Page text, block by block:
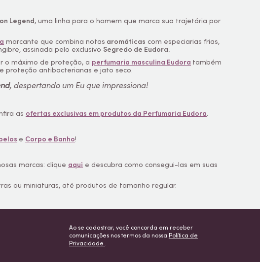
Legend, uma linha para o homem que marca sua trajetória por
marcante que combina notas aromáticas com especiarias frias,
assinada pelo exclusivo Segredo de Eudora.
o máximo de proteção, a perfumaria masculina Eudora também
proteção antibacterianas e jato seco.
, despertando um Eu que impressiona!
as ofertas exclusivas em produtos da Perfumaria Eudora.
e Corpo e Banho!
marcas: clique aqui e descubra como consegui-las em suas
ou miniaturas, até produtos de tamanho regular.
Ao se cadastrar, você concorda em receber
comunicações nos termos da nossa Política de
Privacidade .